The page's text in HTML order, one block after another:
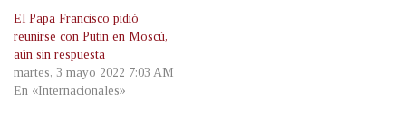
El Papa Francisco pidió
reunirse con Putin en Moscú,
aún sin respuesta
martes, 3 mayo 2022 7:03 AM
En «Internacionales»